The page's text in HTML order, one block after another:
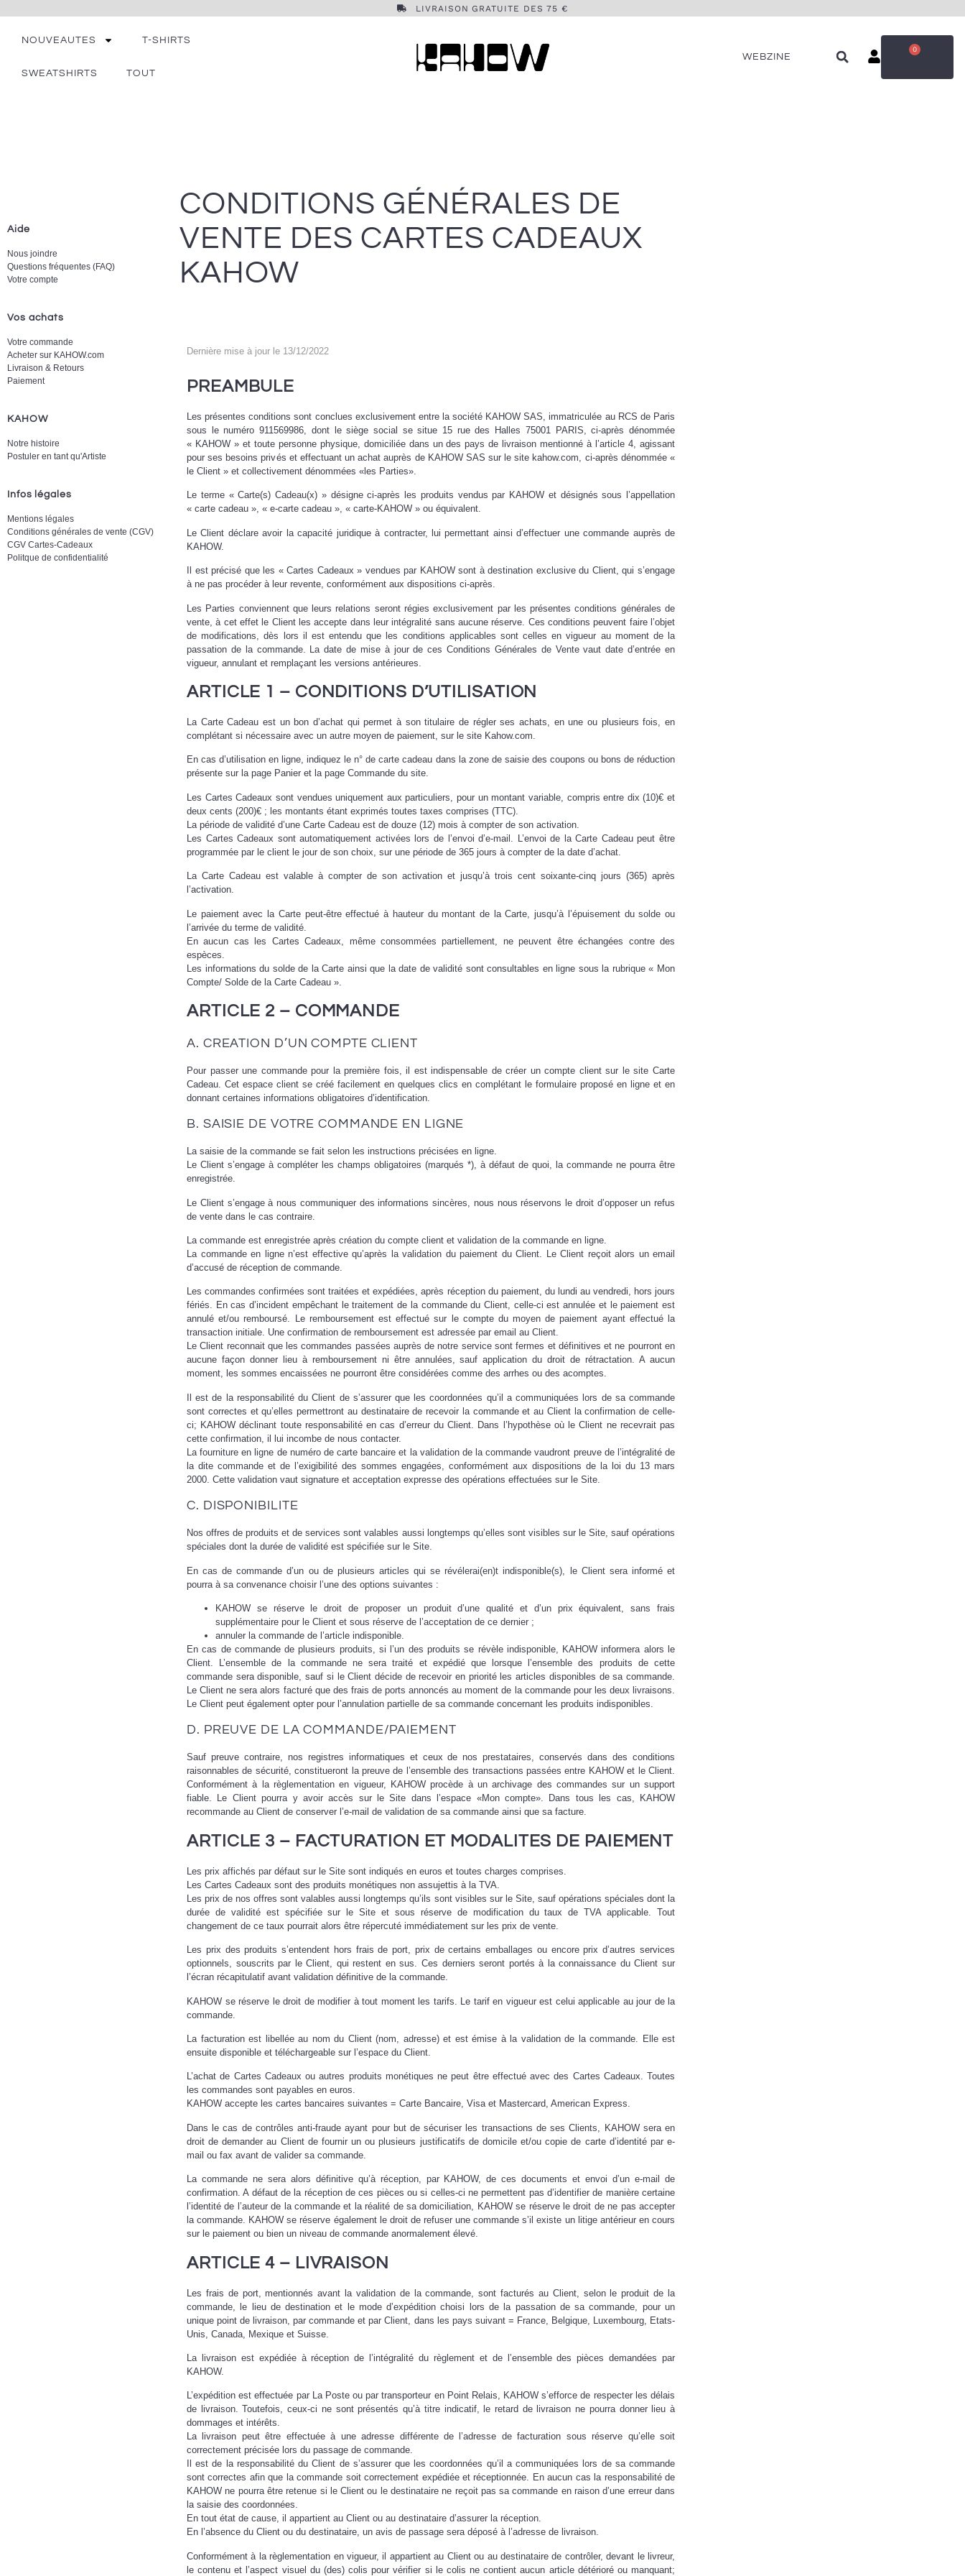
LIVRAISON GRATUITE DES 75 €
NOUVEAUTES T-SHIRTS
SWEATSHIRTS TOUT
WEBZINE
0
Aide
Nous joindre
Questions fréquentes (FAQ)
Votre compte
Vos achats
Votre commande
Acheter sur KAHOW.com
Livraison & Retours
Paiement
KAHOW
Notre histoire
Postuler en tant qu'Artiste
Infos légales
Mentions légales
Conditions générales de vente (CGV)
CGV Cartes-Cadeaux
Politque de confidentialité
CONDITIONS GÉNÉRALES DE
VENTE DES CARTES CADEAUX
KAHOW
Dernière mise à jour le 13/12/2022
PREAMBULE
Les présentes conditions sont conclues exclusivement entre la société KAHOW SAS, immatriculée au RCS de Paris
sous le numéro 911569986, dont le siège social se situe 15 rue des Halles 75001 PARIS, ci-après dénommée
« KAHOW » et toute personne physique, domiciliée dans un des pays de livraison mentionné à l’article 4, agissant
pour ses besoins privés et effectuant un achat auprès de KAHOW SAS sur le site kahow.com, ci-après dénommée «
le Client » et collectivement dénommées «les Parties».
Le terme « Carte(s) Cadeau(x) » désigne ci-après les produits vendus par KAHOW et désignés sous l’appellation
« carte cadeau », « e-carte cadeau », « carte-KAHOW » ou équivalent.
Le Client déclare avoir la capacité juridique à contracter, lui permettant ainsi d’effectuer une commande auprès de
KAHOW.
Il est précisé que les « Cartes Cadeaux » vendues par KAHOW sont à destination exclusive du Client, qui s’engage
à ne pas procéder à leur revente, conformément aux dispositions ci-après.
Les Parties conviennent que leurs relations seront régies exclusivement par les présentes conditions générales de
vente, à cet effet le Client les accepte dans leur intégralité sans aucune réserve. Ces conditions peuvent faire l’objet
de modifications, dès lors il est entendu que les conditions applicables sont celles en vigueur au moment de la
passation de la commande. La date de mise à jour de ces Conditions Générales de Vente vaut date d’entrée en
vigueur, annulant et remplaçant les versions antérieures.
ARTICLE 1 – CONDITIONS D’UTILISATION
La Carte Cadeau est un bon d’achat qui permet à son titulaire de régler ses achats, en une ou plusieurs fois, en
complétant si nécessaire avec un autre moyen de paiement, sur le site Kahow.com.
En cas d’utilisation en ligne, indiquez le n° de carte cadeau dans la zone de saisie des coupons ou bons de réduction
présente sur la page Panier et la page Commande du site.
Les Cartes Cadeaux sont vendues uniquement aux particuliers, pour un montant variable, compris entre dix (10)€ et
deux cents (200)€ ; les montants étant exprimés toutes taxes comprises (TTC).
La période de validité d’une Carte Cadeau est de douze (12) mois à compter de son activation.
Les Cartes Cadeaux sont automatiquement activées lors de l’envoi d’e-mail. L’envoi de la Carte Cadeau peut être
programmée par le client le jour de son choix, sur une période de 365 jours à compter de la date d’achat.
La Carte Cadeau est valable à compter de son activation et jusqu’à trois cent soixante-cinq jours (365) après
l’activation.
Le paiement avec la Carte peut-être effectué à hauteur du montant de la Carte, jusqu’à l’épuisement du solde ou
l’arrivée du terme de validité.
En aucun cas les Cartes Cadeaux, même consommées partiellement, ne peuvent être échangées contre des
espèces.
Les informations du solde de la Carte ainsi que la date de validité sont consultables en ligne sous la rubrique « Mon
Compte/ Solde de la Carte Cadeau ».
ARTICLE 2 – COMMANDE
A. CREATION D’UN COMPTE CLIENT
Pour passer une commande pour la première fois, il est indispensable de créer un compte client sur le site Carte
Cadeau. Cet espace client se créé facilement en quelques clics en complétant le formulaire proposé en ligne et en
donnant certaines informations obligatoires d’identification.
B. SAISIE DE VOTRE COMMANDE EN LIGNE
La saisie de la commande se fait selon les instructions précisées en ligne.
Le Client s’engage à compléter les champs obligatoires (marqués *), à défaut de quoi, la commande ne pourra être
enregistrée.
Le Client s’engage à nous communiquer des informations sincères, nous nous réservons le droit d’opposer un refus
de vente dans le cas contraire.
La commande est enregistrée après création du compte client et validation de la commande en ligne.
La commande en ligne n’est effective qu’après la validation du paiement du Client. Le Client reçoit alors un email
d’accusé de réception de commande.
Les commandes confirmées sont traitées et expédiées, après réception du paiement, du lundi au vendredi, hors jours
fériés. En cas d’incident empêchant le traitement de la commande du Client, celle-ci est annulée et le paiement est
annulé et/ou remboursé. Le remboursement est effectué sur le compte du moyen de paiement ayant effectué la
transaction initiale. Une confirmation de remboursement est adressée par email au Client.
Le Client reconnait que les commandes passées auprès de notre service sont fermes et définitives et ne pourront en
aucune façon donner lieu à remboursement ni être annulées, sauf application du droit de rétractation. A aucun
moment, les sommes encaissées ne pourront être considérées comme des arrhes ou des acomptes.
Il est de la responsabilité du Client de s’assurer que les coordonnées qu’il a communiquées lors de sa commande
sont correctes et qu’elles permettront au destinataire de recevoir la commande et au Client la confirmation de celle-
ci; KAHOW déclinant toute responsabilité en cas d’erreur du Client. Dans l’hypothèse où le Client ne recevrait pas
cette confirmation, il lui incombe de nous contacter.
La fourniture en ligne de numéro de carte bancaire et la validation de la commande vaudront preuve de l’intégralité de
la dite commande et de l’exigibilité des sommes engagées, conformément aux dispositions de la loi du 13 mars
2000. Cette validation vaut signature et acceptation expresse des opérations effectuées sur le Site.
C. DISPONIBILITE
Nos offres de produits et de services sont valables aussi longtemps qu’elles sont visibles sur le Site, sauf opérations
spéciales dont la durée de validité est spécifiée sur le Site.
En cas de commande d’un ou de plusieurs articles qui se révélerai(en)t indisponible(s), le Client sera informé et
pourra à sa convenance choisir l’une des options suivantes :
KAHOW se réserve le droit de proposer un produit d’une qualité et d’un prix équivalent, sans frais
supplémentaire pour le Client et sous réserve de l’acceptation de ce dernier ;
annuler la commande de l’article indisponible.
En cas de commande de plusieurs produits, si l’un des produits se révèle indisponible, KAHOW informera alors le
Client. L’ensemble de la commande ne sera traité et expédié que lorsque l’ensemble des produits de cette
commande sera disponible, sauf si le Client décide de recevoir en priorité les articles disponibles de sa commande.
Le Client ne sera alors facturé que des frais de ports annoncés au moment de la commande pour les deux livraisons.
Le Client peut également opter pour l’annulation partielle de sa commande concernant les produits indisponibles.
D. PREUVE DE LA COMMANDE/PAIEMENT
Sauf preuve contraire, nos registres informatiques et ceux de nos prestataires, conservés dans des conditions
raisonnables de sécurité, constitueront la preuve de l’ensemble des transactions passées entre KAHOW et le Client.
Conformément à la règlementation en vigueur, KAHOW procède à un archivage des commandes sur un support
fiable. Le Client pourra y avoir accès sur le Site dans l’espace «Mon compte». Dans tous les cas, KAHOW
recommande au Client de conserver l’e-mail de validation de sa commande ainsi que sa facture.
ARTICLE 3 – FACTURATION ET MODALITES DE PAIEMENT
Les prix affichés par défaut sur le Site sont indiqués en euros et toutes charges comprises.
Les Cartes Cadeaux sont des produits monétiques non assujettis à la TVA.
Les prix de nos offres sont valables aussi longtemps qu’ils sont visibles sur le Site, sauf opérations spéciales dont la
durée de validité est spécifiée sur le Site et sous réserve de modification du taux de TVA applicable. Tout
changement de ce taux pourrait alors être répercuté immédiatement sur les prix de vente.
Les prix des produits s’entendent hors frais de port, prix de certains emballages ou encore prix d’autres services
optionnels, souscrits par le Client, qui restent en sus. Ces derniers seront portés à la connaissance du Client sur
l’écran récapitulatif avant validation définitive de la commande.
KAHOW se réserve le droit de modifier à tout moment les tarifs. Le tarif en vigueur est celui applicable au jour de la
commande.
La facturation est libellée au nom du Client (nom, adresse) et est émise à la validation de la commande. Elle est
ensuite disponible et téléchargeable sur l’espace du Client.
L’achat de Cartes Cadeaux ou autres produits monétiques ne peut être effectué avec des Cartes Cadeaux. Toutes
les commandes sont payables en euros.
KAHOW accepte les cartes bancaires suivantes = Carte Bancaire, Visa et Mastercard, American Express.
Dans le cas de contrôles anti-fraude ayant pour but de sécuriser les transactions de ses Clients, KAHOW sera en
droit de demander au Client de fournir un ou plusieurs justificatifs de domicile et/ou copie de carte d’identité par e-
mail ou fax avant de valider sa commande.
La commande ne sera alors définitive qu’à réception, par KAHOW, de ces documents et envoi d’un e-mail de
confirmation. A défaut de la réception de ces pièces ou si celles-ci ne permettent pas d’identifier de manière certaine
l’identité de l’auteur de la commande et la réalité de sa domiciliation, KAHOW se réserve le droit de ne pas accepter
la commande. KAHOW se réserve également le droit de refuser une commande s’il existe un litige antérieur en cours
sur le paiement ou bien un niveau de commande anormalement élevé.
ARTICLE 4 – LIVRAISON
Les frais de port, mentionnés avant la validation de la commande, sont facturés au Client, selon le produit de la
commande, le lieu de destination et le mode d’expédition choisi lors de la passation de sa commande, pour un
unique point de livraison, par commande et par Client, dans les pays suivant = France, Belgique, Luxembourg, Etats-
Unis, Canada, Mexique et Suisse.
La livraison est expédiée à réception de l’intégralité du règlement et de l’ensemble des pièces demandées par
KAHOW.
L’expédition est effectuée par La Poste ou par transporteur en Point Relais, KAHOW s’efforce de respecter les délais
de livraison. Toutefois, ceux-ci ne sont présentés qu’à titre indicatif, le retard de livraison ne pourra donner lieu à
dommages et intérêts.
La livraison peut être effectuée à une adresse différente de l’adresse de facturation sous réserve qu’elle soit
correctement précisée lors du passage de commande.
Il est de la responsabilité du Client de s’assurer que les coordonnées qu’il a communiquées lors de sa commande
sont correctes afin que la commande soit correctement expédiée et réceptionnée. En aucun cas la responsabilité de
KAHOW ne pourra être retenue si le Client ou le destinataire ne reçoit pas sa commande en raison d’une erreur dans
la saisie des coordonnées.
En tout état de cause, il appartient au Client ou au destinataire d’assurer la réception.
En l’absence du Client ou du destinataire, un avis de passage sera déposé à l’adresse de livraison.
Conformément à la règlementation en vigueur, il appartient au Client ou au destinataire de contrôler, devant le livreur,
le contenu et l’aspect visuel du (des) colis pour vérifier si le colis ne contient aucun article détérioré ou manquant;